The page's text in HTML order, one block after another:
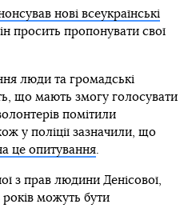
нові всеукраїнські
просить пропонувати свої
люди та громадські
що мають змогу голосувати
помітили
у поліції зазначили, що
це опитування.
з прав людини Денісової,
років можуть бути